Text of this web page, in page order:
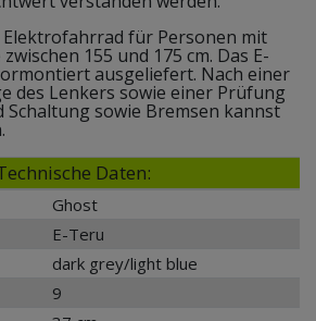
für Personen mit
155 und 175 cm. Das E-
ausgeliefert. Nach einer
des Lenkers sowie einer Prüfung
Schaltung sowie Bremsen kannst
Daten:
Ghost
E-Teru
dark grey/light blue
9